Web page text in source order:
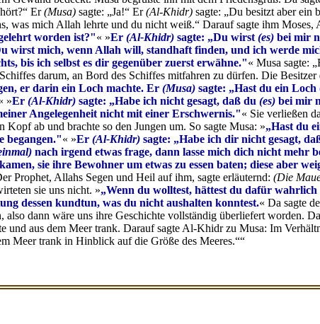
Er(Musa) sagte: „Ja!“ Er(Al-Khidr) sagte: „Du besitzt aber ein
was mich Allah lehrte und du nicht weiß.“ Darauf sagte ihm
worden ist?"« »Er (Al-Khidr) sagte: „Du wirst (es) bei mir
wirst mich, wenn Allah will, standhaft finden, und ich werde
bis ich selbst es dir gegenüber zuerst erwähne."« Musa sagte:
darum, an Bord des Schiffes mitfahren zu dürfen. Die
er darin ein Loch machte. Er (Musa) sagte: „Hast du ein
»Er (Al-Khidr) sagte: „Habe ich nicht gesagt, daß du (es) bei mir
Angelegenheit nicht mit einer Erschwernis."« Sie verließen
ab und brachte so den Jungen um. So sagte Musa: »„Hast du
begangen."« »Er (Al-Khidr) sagte: „Habe ich dir nicht gesagt,
nach irgend etwas frage, dann lasse mich dich nicht
sie ihre Bewohner um etwas zu essen baten; diese aber
Prophet, Allahs Segen und Heil auf ihm, sagte erläuternd: (Die
sie uns nicht. »„Wenn du wolltest, hättest du dafür
dessen kundtun, was du nicht aushalten konntest.« Da sagte
dann wäre uns ihre Geschichte vollständig überliefert worden.
und aus dem Meer trank. Darauf sagte Al-Khidr zu Musa: Im
Meer trank in Hinblick auf die Größe des Meeres.““